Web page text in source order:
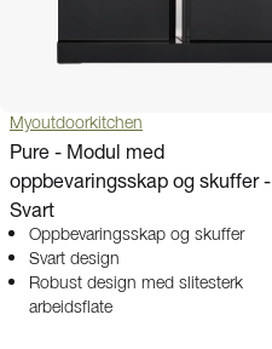
Myoutdoorkitchen
Pure - Modul med
oppbevaringsskap og skuffer -
Svart
Oppbevaringsskap og skuffer
Svart design
Robust design med slitesterk
arbeidsflate